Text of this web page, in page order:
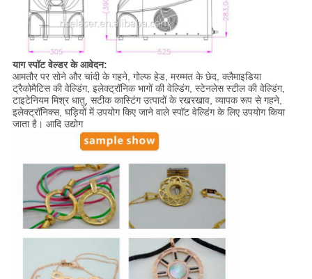
याग स्पॉट वेल्डर के आवेदन:
आमतौर पर सोने और चांदी के गहने, गोल्फ हेड, मरम्मत के छेद, क्लैमाइडिया
ट्रैकोमैटिस की वेल्डिंग, इलेक्ट्रॉनिक भागों की वेल्डिंग, स्टेनलेस स्टील की वेल्डिंग,
टाइटेनियम मिश्र धातु, सटीक कास्टिंग उत्पादों के रखरखाव, व्यापक रूप से गहने,
इलेक्ट्रॉनिक्स, घड़ियों में उपयोग किए जाने वाले स्पॉट वेल्डिंग के लिए उपयोग किया
जाता है। आदि उद्योग